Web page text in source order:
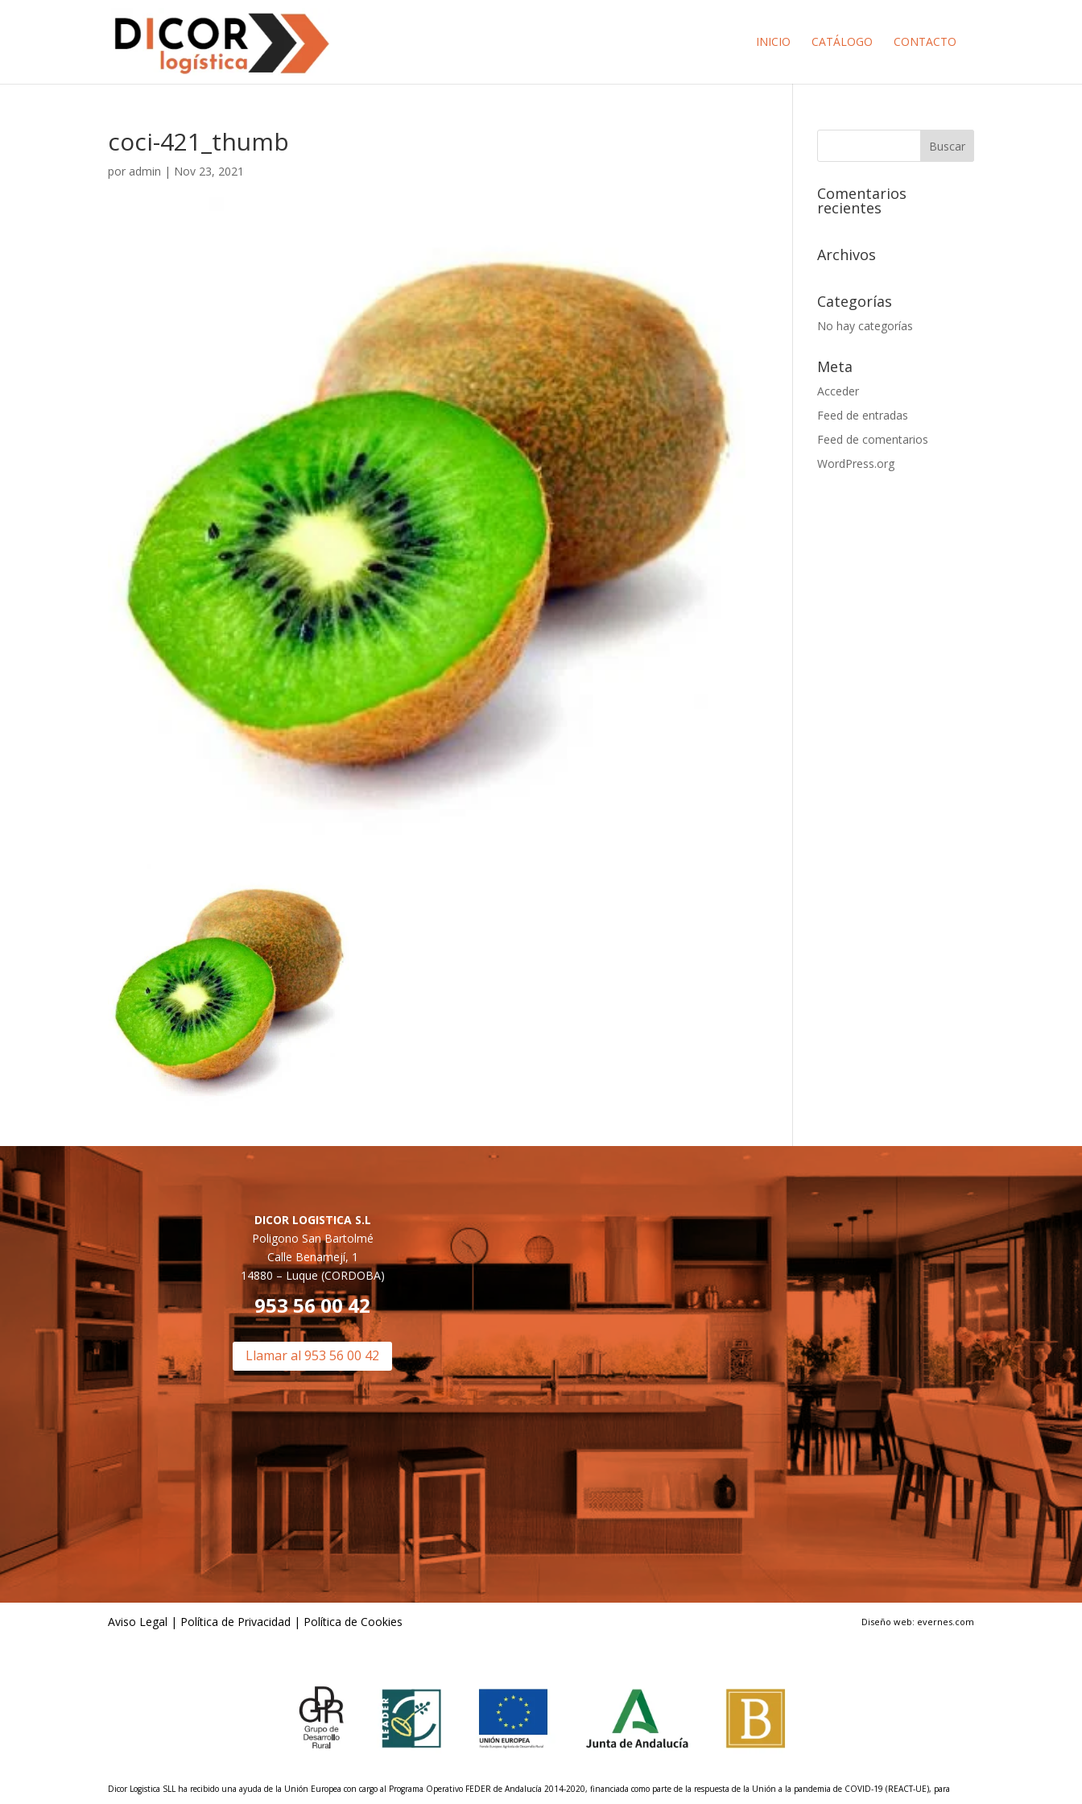
INICIO CATÁLOGO CONTACTO
coci-421_thumb
por admin | Nov 23, 2021
Comentarios
recientes
Archivos
Categorías
No hay categorías
Meta
Acceder
Feed de entradas
Feed de comentarios
WordPress.org
DICOR LOGISTICA S.L
Poligono San Bartolmé
Calle Benamejí, 1
14880 –Luque (CORDOBA)
953 56 00 42
Llamar al 953 56 00 42
Aviso Legal | Política de Privacidad | Política de Cookies Diseño web: evernes.com
Dicor Logistica SLL ha recibido una ayuda de la Unión Europea con cargo al Programa Operativo FEDER de Andalucía 2014-2020, financiada como parte de la respuesta de la Unión a la pandemia de COVID-19 (REACT-UE), para